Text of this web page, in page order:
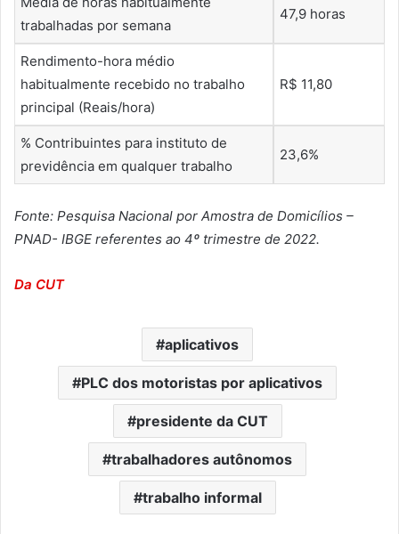
trabalhadas por semana
47,9 horas
Rendimento-hora médio
habitualmente recebido no trabalho
principal (Reais/hora)
R$ 11,80
% Contribuintes para instituto de
previdência em qualquer trabalho
23,6%
Fonte: Pesquisa Nacional por Amostra de Domicílios –
PNAD- IBGE referentes ao 4º trimestre de 2022.
Da CUT
aplicativos
PLC dos motoristas por aplicativos
presidente da CUT
trabalhadores autônomos
trabalho informal